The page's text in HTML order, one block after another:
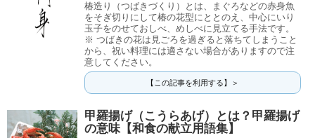
椿造り（つばきづくり）とは、まぐろなどの赤身魚
をそぎ切りにして椿の花型にととのえ、中心にいり
玉子をのせておしべ、めしべに見立てる手法です。
※ つばきの花は見ごろを過ぎると落ちてしまうこと
から、祝い料理には適さない場合がありますので注
意してください。
【この記事を利用する】＞
甲羅揚げ（こうらあげ）とは？甲羅揚げ
の意味【和食の献立用語集】